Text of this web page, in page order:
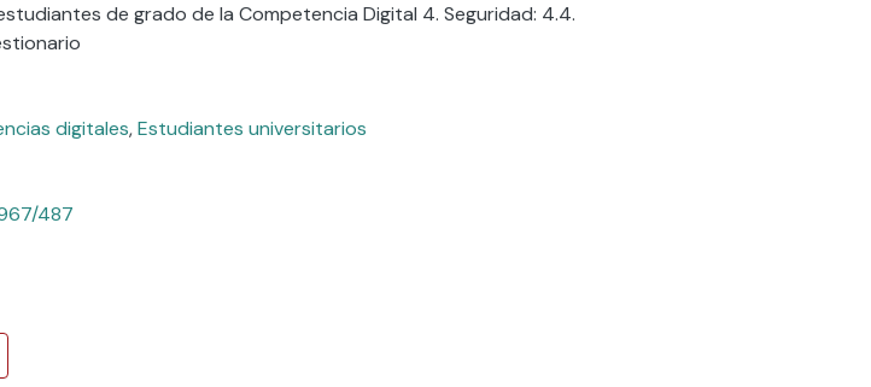
de grado de la Competencia Digital 4. Seguridad: 4.4.
digitales,Estudiantes universitarios
487